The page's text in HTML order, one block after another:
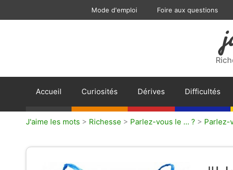
Mode d'emploi Foire aux questions
Accueil Curiosités Dérives Difficultés
J'aime les mots > Richesse > Parlez-vous le ... ? > Parlez-